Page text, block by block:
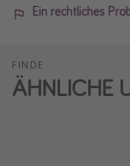
Ein rechtliches
FINDE
ÄHNLICHE